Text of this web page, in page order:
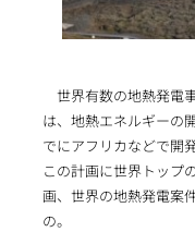
世界有数の地熱発電
は、地熱エネルギーの
でにアフリカなどで開
この計画に世界トップ
画、世界の地熱発電案
の。